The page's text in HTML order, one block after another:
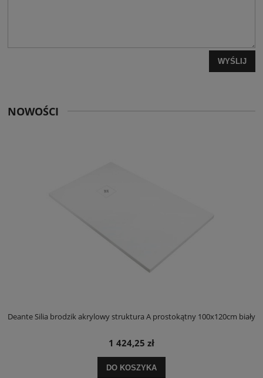
WYŚLIJ
NOWOŚCI
Deante Silia brodzik akrylowy struktura A prostokątny 100x120cm biały
1 424,25 zł
DO KOSZYKA